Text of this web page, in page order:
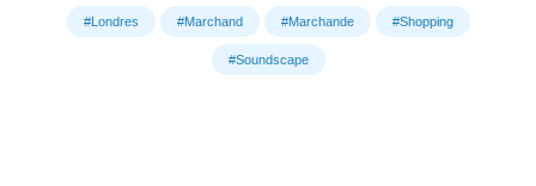
#Londres #Marchand #Marchande #Shopping
#Soundscape